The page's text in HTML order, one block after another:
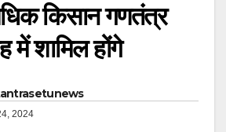
किसान गणतंत्र
में शामिल होंगे
2024